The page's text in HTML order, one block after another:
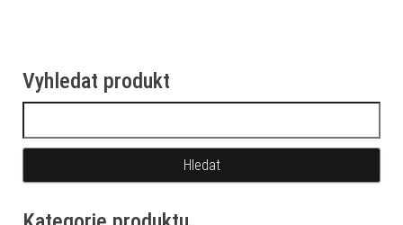
Vyhledat produkt